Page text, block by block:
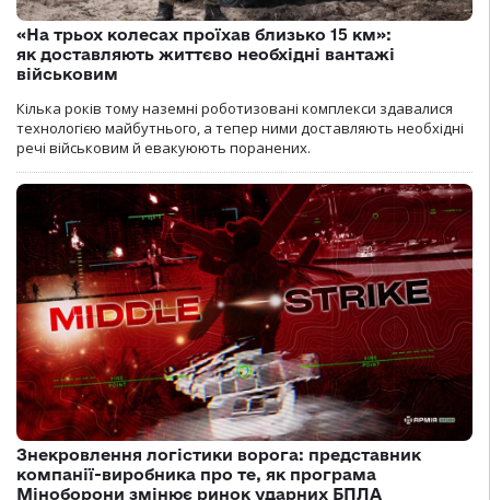
«На трьох колесах проїхав близько 15 км»:
як доставляють життєво необхідні вантажі
військовим
Кілька років тому наземні роботизовані комплекси здавалися
технологією майбутнього, а тепер ними доставляють необхідні
речі військовим й евакуюють поранених.
Знекровлення логістики ворога: представник
компанії-виробника про те, як програма
Міноборони змінює ринок ударних БПЛА